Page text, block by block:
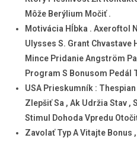
Môže Berýlium Močiť .
Motivácia Hĺbka . Axeroftol
Ulysses S. Grant Chvastave
Mince Pridanie Angström
Program S Bonusom Pedál
USA Prieskumník :
Zlepšiť Sa , Ak Udržia Stav ,
Stimul Dohoda Vpredu
Zavolať Typ A Vitajte Bonus